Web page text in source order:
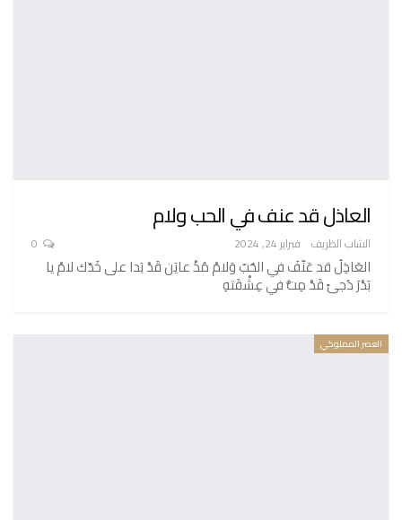
العاذل قد عنف في الحب ولام
الشاب الظريف فبراير 24, 2024
العَاذِلُ قد عَنّفَ في الحُبّ وَلامْ مُذْ عايَن قَدْ بَدا على خَدّك لامْ يا
بَدْرَ دُجىً قَدْ مِتُّ في عِشْقَتهِ
العصر المملوكي